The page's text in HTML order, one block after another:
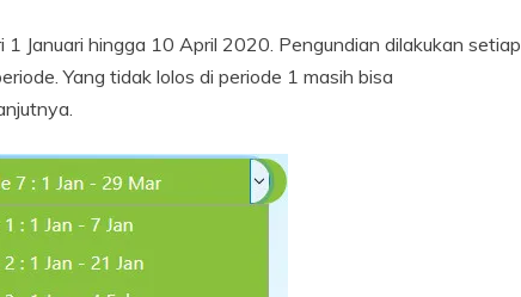
1 Januari hingga 10 April 2020. Pengundian dilakukan setiap
Yang tidak lolos di periode 1 masih bisa